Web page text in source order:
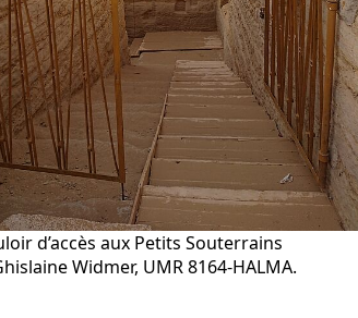
d’accès aux Petits Souterrains
Widmer, UMR 8164-HALMA.